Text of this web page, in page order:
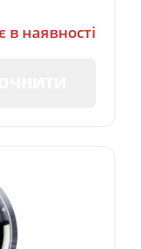
в наявності